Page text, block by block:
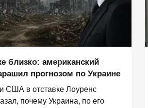
близко: американский
прогнозом по Украине
США в отставке Лоуренс
почему Украина, по его